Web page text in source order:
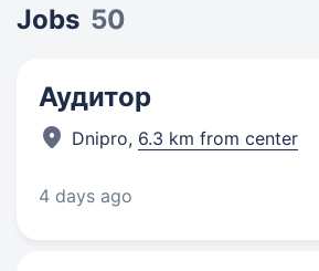
Jobs 50
Аудитор
Dnipro, 6.3 km from center
4 days ago